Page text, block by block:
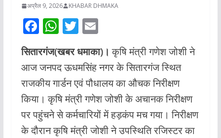
अप्रैल 9, 2026 KHABAR DHMAKA
F
ac
e
b
o
o
k
W
at
s
A
p
p
T
itt
er
E
ai
l
सितारगंज(खबर धमाका)। कृषि मंत्री गणेश जोशी ने
आज जनपद ऊधमसिंह नगर के सितारगंज स्थित
राजकीय गार्डन एवं पौधालय का औचक निरीक्षण
किया। कृषि मंत्री गणेश जोशी के अचानक निरीक्षण
पर पहुंचने से कर्मचारियों में हड़कंप मच गया। निरीक्षण
के दौरान कृषि मंत्री जोशी ने उपस्थिति रजिस्टर का